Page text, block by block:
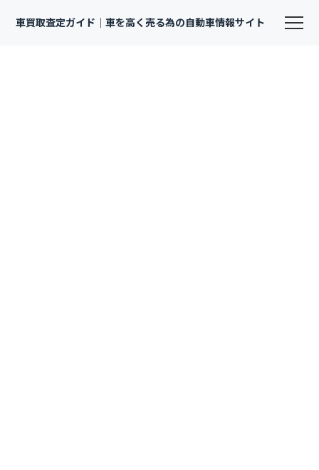
車買取査定ガイド｜車を高く売る為の自動車情報サイト